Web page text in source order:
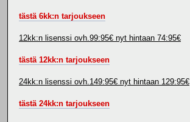
tästä 6kk:n tarjoukseen
12kk:n lisenssi ovh.99:95€ nyt hintaan 74:95€
tästä 12kk:n tarjoukseen
24kk:n lisenssi ovh.149:95€ nyt hintaan 129:95€
tästä 24kk:n tarjoukseen